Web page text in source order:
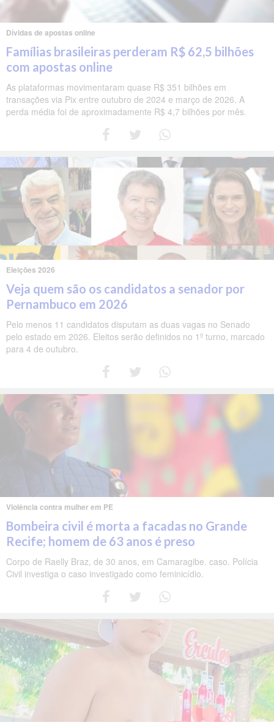
Dívidas de apostas online
Famílias brasileiras perderam R$ 62,5 bilhões
com apostas online
As plataformas movimentaram quase R$ 351 bilhões em
transações via Pix entre outubro de 2024 e março de 2026. A
perda média foi de aproximadamente R$ 4,7 bilhões por mês.
Eleições 2026
Veja quem são os candidatos a senador por
Pernambuco em 2026
Pelo menos 11 candidatos disputam as duas vagas no Senado
pelo estado em 2026. Eleitos serão definidos no 1º turno, marcado
para 4 de outubro.
Violência contra mulher em PE
Bombeira civil é morta a facadas no Grande
Recife; homem de 63 anos é preso
Corpo de Raelly Braz, de 30 anos, em Camaragibe. caso. Polícia
Civil investiga o caso investigado como feminicídio.